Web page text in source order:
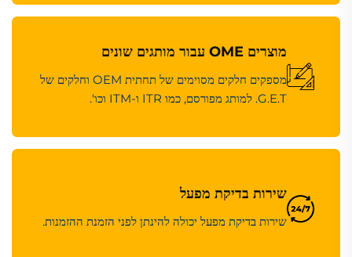
מוצרים OME עבור מותגים שונים
מספקים חלקים מסוימים של תחתית OEM וחלקים של
G.E.T. למותג מפורסם, כמו ITR ו-ITM וכו'.
שירות בדיקת מפעל
שירות בדיקת מפעל יכולה להינתן לפני הזמנת ההזמנות.